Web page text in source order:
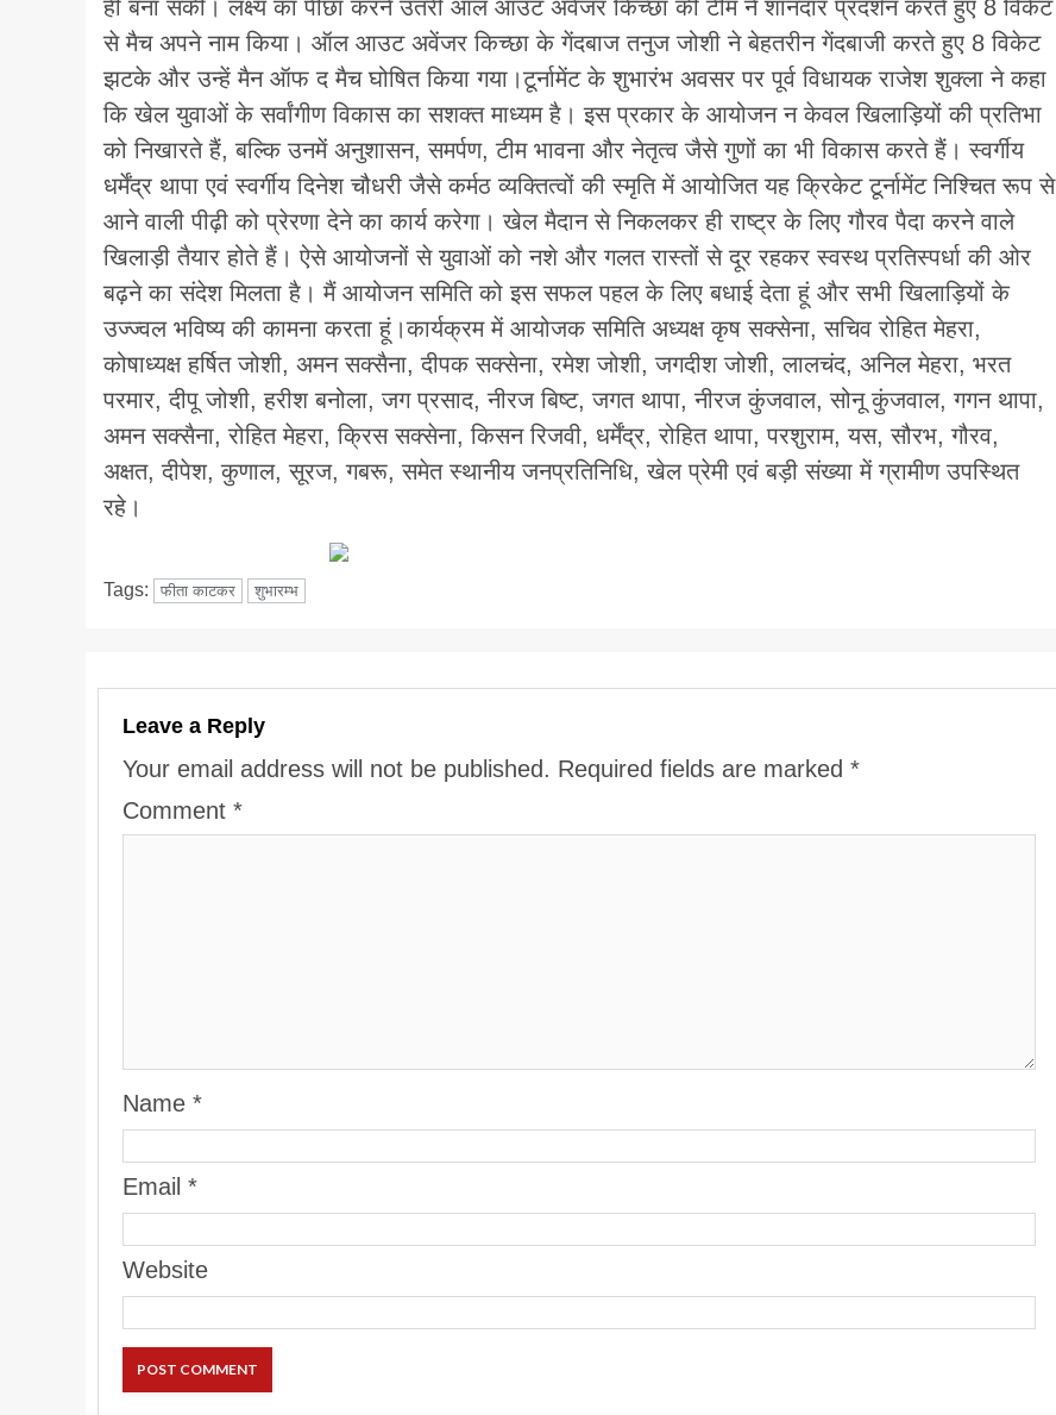
ही बना सकी। लक्ष्य का पीछा करने उतरी ऑल आउट अवेंजर किच्छा की टीम ने शानदार प्रदर्शन करते हुए 8 विकेट
से मैच अपने नाम किया। ऑल आउट अवेंजर किच्छा के गेंदबाज तनुज जोशी ने बेहतरीन गेंदबाजी करते हुए 8 विकेट
झटके और उन्हें मैन ऑफ द मैच घोषित किया गया।टूर्नामेंट के शुभारंभ अवसर पर पूर्व विधायक राजेश शुक्ला ने कहा
कि खेल युवाओं के सर्वांगीण विकास का सशक्त माध्यम है। इस प्रकार के आयोजन न केवल खिलाड़ियों की प्रतिभा
को निखारते हैं, बल्कि उनमें अनुशासन, समर्पण, टीम भावना और नेतृत्व जैसे गुणों का भी विकास करते हैं। स्वर्गीय
धर्मेंद्र थापा एवं स्वर्गीय दिनेश चौधरी जैसे कर्मठ व्यक्तित्वों की स्मृति में आयोजित यह क्रिकेट टूर्नामेंट निश्चित रूप से
आने वाली पीढ़ी को प्रेरणा देने का कार्य करेगा। खेल मैदान से निकलकर ही राष्ट्र के लिए गौरव पैदा करने वाले
खिलाड़ी तैयार होते हैं। ऐसे आयोजनों से युवाओं को नशे और गलत रास्तों से दूर रहकर स्वस्थ प्रतिस्पर्धा की ओर
बढ़ने का संदेश मिलता है। मैं आयोजन समिति को इस सफल पहल के लिए बधाई देता हूं और सभी खिलाड़ियों के
उज्ज्वल भविष्य की कामना करता हूं।कार्यक्रम में आयोजक समिति अध्यक्ष कृष सक्सेना, सचिव रोहित मेहरा,
कोषाध्यक्ष हर्षित जोशी, अमन सक्सैना, दीपक सक्सेना, रमेश जोशी, जगदीश जोशी, लालचंद, अनिल मेहरा, भरत
परमार, दीपू जोशी, हरीश बनोला, जग प्रसाद, नीरज बिष्ट, जगत थापा, नीरज कुंजवाल, सोनू कुंजवाल, गगन थापा,
अमन सक्सैना, रोहित मेहरा, क्रिस सक्सेना, किसन रिजवी, धर्मेंद्र, रोहित थापा, परशुराम, यस, सौरभ, गौरव,
अक्षत, दीपेश, कुणाल, सूरज, गबरू, समेत स्थानीय जनप्रतिनिधि, खेल प्रेमी एवं बड़ी संख्या में ग्रामीण उपस्थित
रहे।
Tags: फीता काटकर शुभारम्भ
Leave a Reply
Your email address will not be published. Required fields are marked *
Comment *
Name *
Email *
Website